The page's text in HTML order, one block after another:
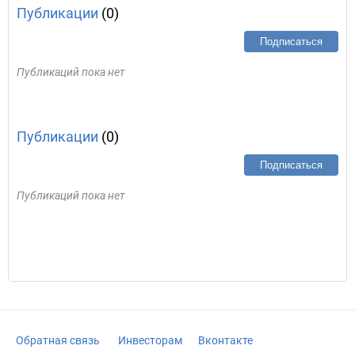
Публикации (0)
Подписаться
Публикаций пока нет
Публикации (0)
Подписаться
Публикаций пока нет
Обратная связь Инвесторам Вконтакте